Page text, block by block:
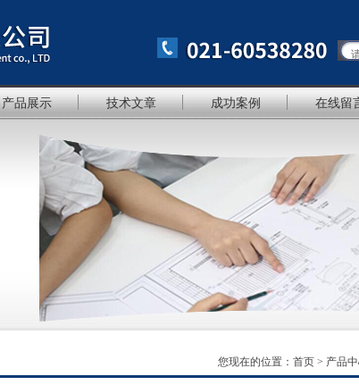
产品展示 技术文章 成功案例 在线留
您现在的位置： 首页 > 产品